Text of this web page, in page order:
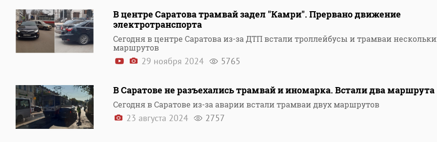
В центре Саратова трамвай задел "Камри". Прервано движение
электротранспорта
Сегодня в центре Саратова из-за ДТП встали троллейбусы и трамваи
маршрутов
29 ноября 2024 5765
В Саратове не разъехались трамвай и иномарка. Встали два маршрута
Сегодня в Саратове из-за аварии встали трамваи двух маршрутов
23 августа 2024 2757